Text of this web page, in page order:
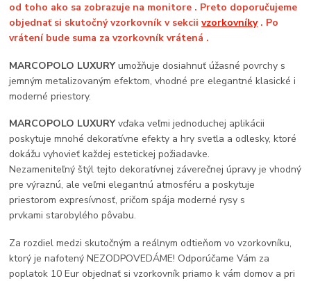
od toho ako sa zobrazuje na monitore . Preto doporučujeme
objednať si skutočný vzorkovník v sekciivzorkovníky. Po
vrátení bude suma za vzorkovník vrátená .
MARCOPOLO LUXURYumožňuje dosiahnuť úžasné povrchy s
jemným metalizovaným efektom, vhodné pre elegantné klasické i
moderné priestory.
MARCOPOLO LUXURYvďaka veľmi jednoduchej aplikácii
poskytuje mnohé dekoratívne efekty a hry svetla a odlesky, ktoré
dokážu vyhovieť každej estetickej požiadavke.
Nezameniteľný štýl tejto dekoratívnej záverečnej úpravy je vhodný
pre výraznú, ale veľmi elegantnú atmosféru a poskytuje
priestorom expresívnosť, pričom spája moderné rysy s
prvkami starobylého pôvabu.
Za rozdiel medzi skutočným a reálnym odtieňom vo vzorkovníku,
ktorý je nafotený NEZODPOVEDÁME! Odporúčame Vám za
poplatok 10 Eur objednať si vzorkovník priamo k vám domov a pri